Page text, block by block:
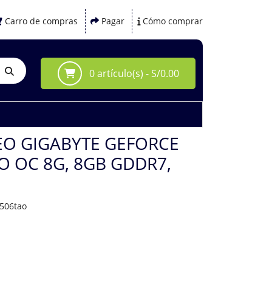
Carro de compras Pagar Cómo comprar
0 artículo(s) - S/0.00
GIGABYTE GEFORCE
OC 8G, 8GB GDDR7,